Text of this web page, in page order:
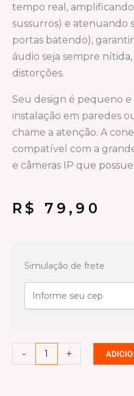
tempo real, amplificando
sussurros) e atenuando
portas batendo),
áudio seja sempre
distorções.
Seu design é pequeno
instalação em paredes
chame a atenção. A
compatível com a
e câmeras IP que
R$ 79,90
Simulação de frete
-
CFTV
3080
+